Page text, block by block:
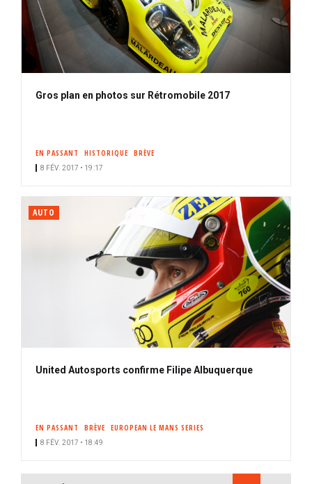
Gros plan en photos sur Rétromobile 2017
EN PASSANT HISTORIQUE BRÈVE
8 FÉV. 2017 • 19:17
AUTO
United Autosports confirme Filipe Albuquerque
EN PASSANT BRÈVE EUROPEAN LE MANS SERIES
8 FÉV. 2017 • 18:49